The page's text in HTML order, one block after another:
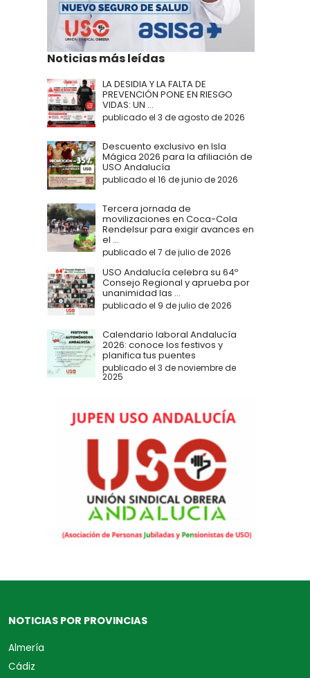
Noticias más leídas
LA DESIDIA Y LA FALTA DE
PREVENCIÓN PONE EN RIESGO
VIDAS: UN ...
publicado el 3 de agosto de 2026
Descuento exclusivo en Isla
Mágica 2026 para la afiliación de
USO Andalucía
publicado el 16 de junio de 2026
Tercera jornada de
movilizaciones en Coca-Cola
Rendelsur para exigir avances en
el ...
publicado el 7 de julio de 2026
USO Andalucía celebra su 64º
Consejo Regional y aprueba por
unanimidad las ...
publicado el 9 de julio de 2026
Calendario laboral Andalucía
2026: conoce los festivos y
planifica tus puentes
publicado el 3 de noviembre de
2025
NOTICIAS POR PROVINCIAS
Almería
Cádiz